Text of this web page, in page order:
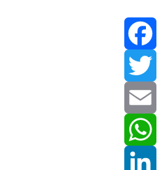
Facebook
Twitter
Email
WhatsApp